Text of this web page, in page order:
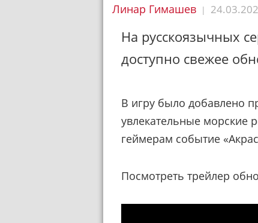
Линар Гимашев |
На русскоязычных
доступно свежее
В игру было добавлено
увлекательные морские
геймерам событие
Посмотреть трейлер